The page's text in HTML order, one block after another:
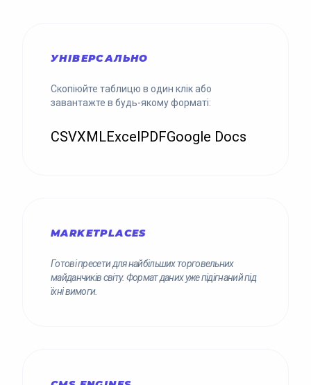
УНІВЕРСАЛЬНО
Скопіюйте таблицю в один клік або
завантажте в будь-якому форматі:
CSVXMLExcelPDFGoogle Docs
MARKETPLACES
Готові пресети для найбільших торговельних
майданчиків світу. Формат даних уже підігнаний під
їхні вимоги.